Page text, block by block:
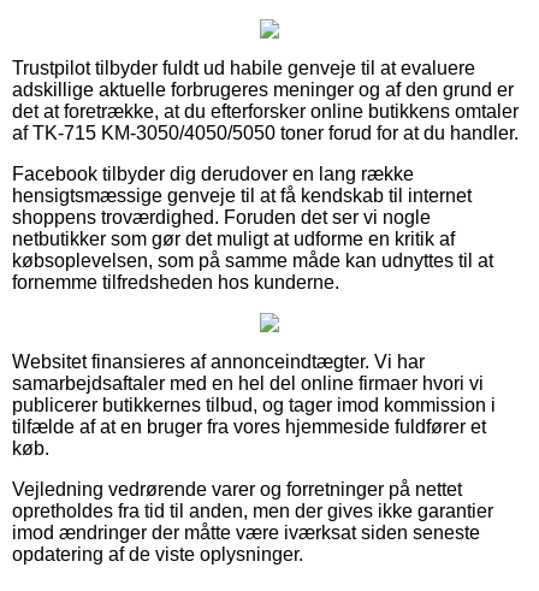
Trustpilot tilbyder fuldt ud habile genveje til at evaluere
adskillige aktuelle forbrugeres meninger og af den grund er
det at foretrække, at du efterforsker online butikkens omtaler
af TK-715 KM-3050/4050/5050 toner forud for at du handler.
Facebook tilbyder dig derudover en lang række
hensigtsmæssige genveje til at få kendskab til internet
shoppens troværdighed. Foruden det ser vi nogle
netbutikker som gør det muligt at udforme en kritik af
købsoplevelsen, som på samme måde kan udnyttes til at
fornemme tilfredsheden hos kunderne.
Websitet finansieres af annonceindtægter. Vi har
samarbejdsaftaler med en hel del online firmaer hvori vi
publicerer butikkernes tilbud, og tager imod kommission i
tilfælde af at en bruger fra vores hjemmeside fuldfører et
køb.
Vejledning vedrørende varer og forretninger på nettet
opretholdes fra tid til anden, men der gives ikke garantier
imod ændringer der måtte være iværksat siden seneste
opdatering af de viste oplysninger.